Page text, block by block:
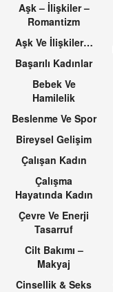
Aşk – İlişkiler –
Romantizm
Aşk Ve İlişkiler…
Başarılı Kadınlar
Bebek Ve
Hamilelik
Beslenme Ve Spor
Bireysel Gelişim
Çalışan Kadın
Çalışma
Hayatında Kadın
Çevre Ve Enerji
Tasarruf
Cilt Bakımı –
Makyaj
Cinsellik & Seks